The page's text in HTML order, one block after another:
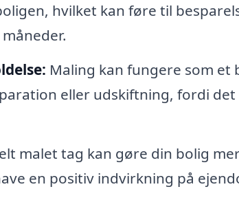
hvilket kan føre til
Maling kan fungere som et
eller udskiftning, fordi
malet tag kan gøre din bolig
en positiv indvirkning på